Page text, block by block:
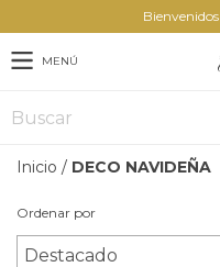
MENÚ
Inicio / DECO NAVIDEÑA
Ordenar por